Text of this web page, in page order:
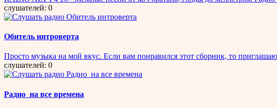
слушателей: 0
Обитель интроверта
Просто музыка на мой вкус. Если вам понравился этот сборник, то
слушателей: 0
Радио_на все времена